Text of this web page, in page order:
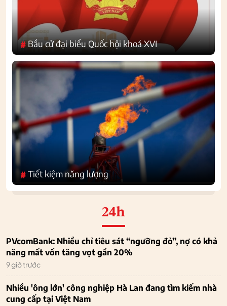
#Bầu cử đại biểu Quốc hội khoá XVI
#Tiết kiệm năng lượng
24h
PVcomBank: Nhiều chỉ tiêu sát “ngưỡng đỏ”, nợ có khả
năng mất vốn tăng vọt gần 20%
9 giờ trước
Nhiều 'ông lớn' công nghiệp Hà Lan đang tìm kiếm nhà
cung cấp tại Việt Nam